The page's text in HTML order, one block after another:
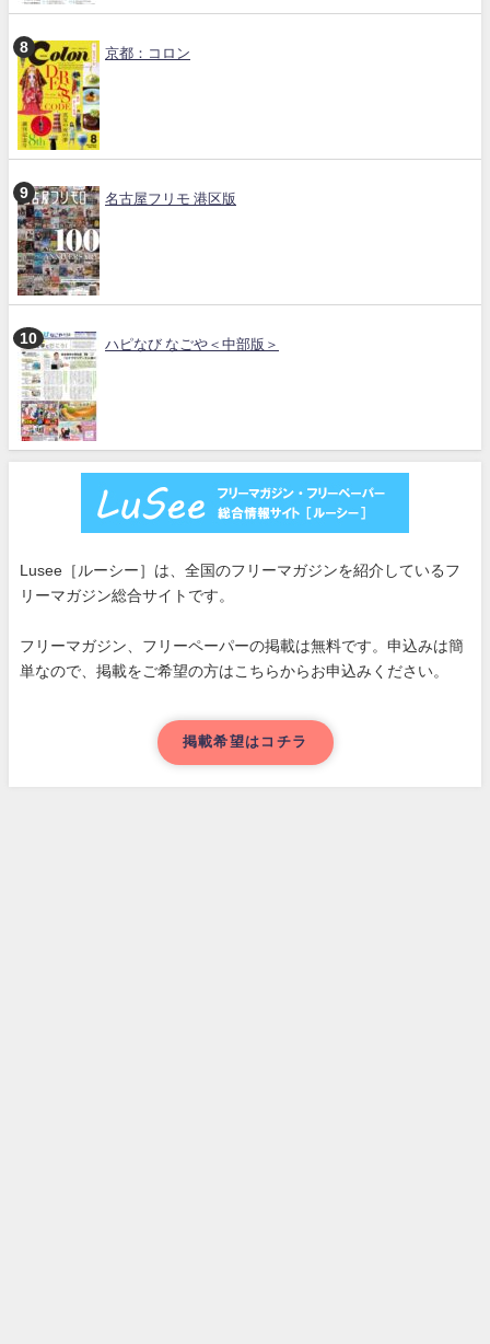
京都：コロン
名古屋フリモ 港区版
ハピなび なごや＜中部版＞
Lusee［ルーシー］は、全国のフリーマガジンを紹介しているフ
リーマガジン総合サイトです。
フリーマガジン、フリーペーパーの掲載は無料です。申込みは簡
単なので、掲載をご希望の方はこちらからお申込みください。
掲載希望はコチラ